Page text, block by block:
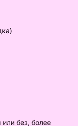
без, более